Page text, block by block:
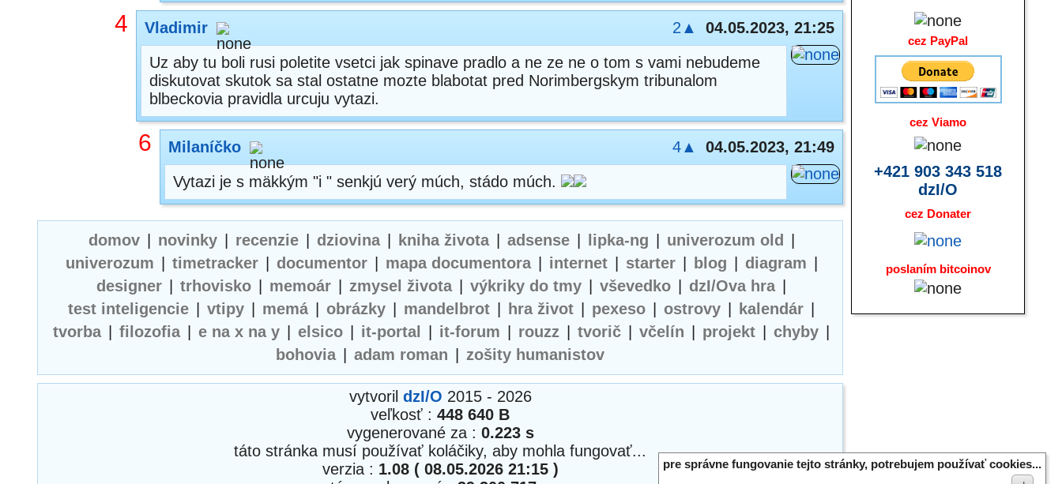
pre správne fungovanie tejto stránky, potrebujem používať cookies...
4 Vladimir 2▲
04.05.2023, 21:25
Uz aby tu boli rusi poletite vsetci jak spinave pradlo a ne ze ne o tom s vami nebudeme
diskutovat skutok sa stal ostatne mozte blabotat pred Norimbergskym tribunalom
blbeckovia pravidla urcuju vytazi.
6 Milaníčko 4▲
04.05.2023, 21:49
Vytazi je s mäkkým "i " senkjú verý múch, stádo múch.
domov novinky recenzie dziovina kniha života adsense lipka-ng univerozum old
univerozum
timetracker documentor mapa documentora internet starter blog diagram
designer
trhovisko memoár zmysel života výkriky do tmy vševedko dzI/Ova hra
test inteligencie
vtipy memá obrázky mandelbrot hra život pexeso ostrovy kalendár
tvorba
filozofia e na x na y elsico it-portal it-forum rouzz tvorič včelín projekt chyby
bohovia
adam roman zošity humanistov
vytvoril dzI/O 2015 - 2026
veľkosť : 448 640 B
vygenerované za : 0.223 s
táto stránka musí používať koláčiky, aby mohla fungovať...
verzia : 1.08 ( 08.05.2026 21:15 )
cez PayPal
cez Viamo
+421 903 343 518
dzI/O
cez Donater
poslaním bitcoinov